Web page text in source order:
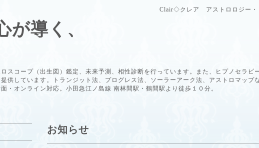
Clair◇クレア アストロロジー・
が導く、
スコープ（出生図）鑑定、未来予測、相性診断を行っています。また、ヒプノセラピ
供しています。トランジット法、プログレス法、ソーラーアーク法、アストロマップ
・オンライン対応。小田急江ノ島線 南林間駅・鶴間駅より徒歩１０分。
お知らせ